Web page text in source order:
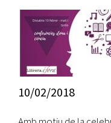
10/02/2018